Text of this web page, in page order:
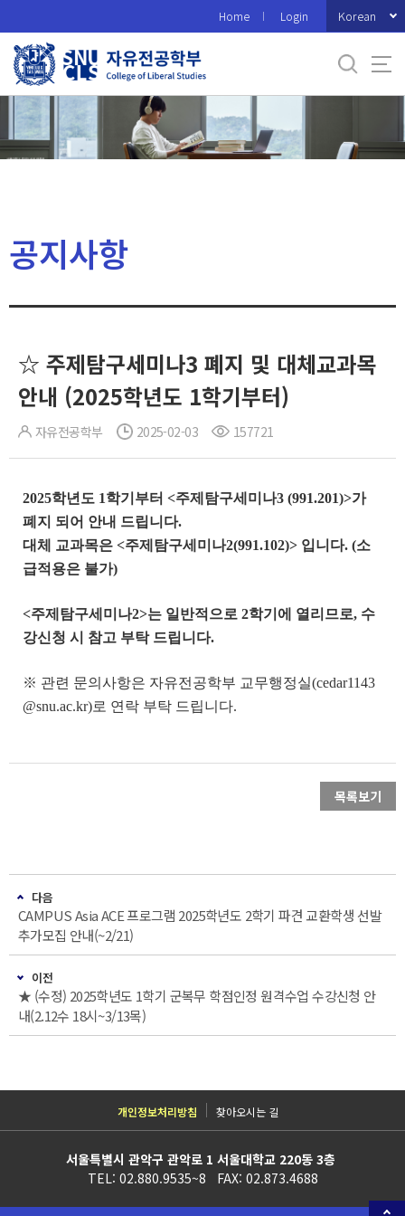
로
메
Home Login Korean
공지사항
☆ 주제탐구세미나3 폐지 및 대체교과목
안내 (2025학년도 1학기부터)
자유전공학부 2025-02-03 157721
2025학년도 1학기부터 <주제탐구세미나3 (991.201)>가
폐지 되어 안내 드립니다.
대체 교과목은 <주제탐구세미나2(991.102)> 입니다. (소
급적용은 불가)
<주제탐구세미나2>는 일반적으로 2학기에 열리므로, 수
강신청 시 참고 부탁 드립니다.
※ 관련 문의사항은 자유전공학부 교무행정실(cedar1143
@snu.ac.kr)로 연락 부탁 드립니다.
목록보기
다음
CAMPUS Asia ACE 프로그램 2025학년도 2학기 파견 교환학생 선발
추가모집 안내(~2/21)
이전
★ (수정) 2025학년도 1학기 군복무 학점인정 원격수업 수강신청 안
내(2.12수 18시~3/13목)
개인정보처리방침 찾아오시는 길
서울특별시 관악구 관악로 1 서울대학교 220동 3층
TEL: 02.880.9535~8 FAX: 02.873.4688